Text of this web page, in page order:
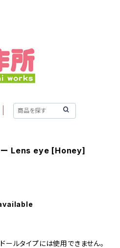
ー Lens eye [Honey]
ールタイプには使用できません。